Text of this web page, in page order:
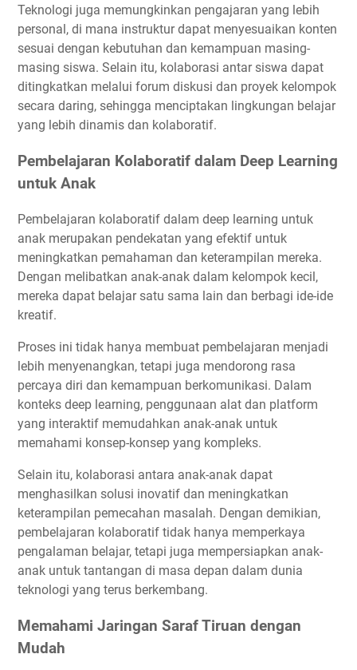
Teknologi juga memungkinkan pengajaran yang lebih
personal, di mana instruktur dapat menyesuaikan konten
sesuai dengan kebutuhan dan kemampuan masing-
masing siswa. Selain itu, kolaborasi antar siswa dapat
ditingkatkan melalui forum diskusi dan proyek kelompok
secara daring, sehingga menciptakan lingkungan belajar
yang lebih dinamis dan kolaboratif.
Pembelajaran Kolaboratif dalam Deep Learning
untuk Anak
Pembelajaran kolaboratif dalam deep learning untuk
anak merupakan pendekatan yang efektif untuk
meningkatkan pemahaman dan keterampilan mereka.
Dengan melibatkan anak-anak dalam kelompok kecil,
mereka dapat belajar satu sama lain dan berbagi ide-ide
kreatif.
Proses ini tidak hanya membuat pembelajaran menjadi
lebih menyenangkan, tetapi juga mendorong rasa
percaya diri dan kemampuan berkomunikasi. Dalam
konteks deep learning, penggunaan alat dan platform
yang interaktif memudahkan anak-anak untuk
memahami konsep-konsep yang kompleks.
Selain itu, kolaborasi antara anak-anak dapat
menghasilkan solusi inovatif dan meningkatkan
keterampilan pemecahan masalah. Dengan demikian,
pembelajaran kolaboratif tidak hanya memperkaya
pengalaman belajar, tetapi juga mempersiapkan anak-
anak untuk tantangan di masa depan dalam dunia
teknologi yang terus berkembang.
Memahami Jaringan Saraf Tiruan dengan
Mudah